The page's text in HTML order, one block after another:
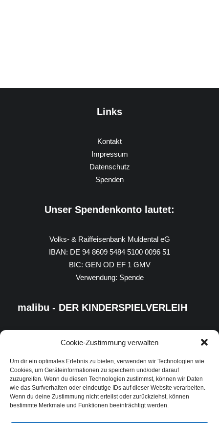
Cookie-Zustimmung verwalten
Um dir ein optimales Erlebnis zu bieten, verwenden wir Technologien wie
Cookies, um Geräteinformationen zu speichern und/oder darauf
zuzugreifen. Wenn du diesen Technologien zustimmst, können wir Daten
wie das Surfverhalten oder eindeutige IDs auf dieser Website verarbeiten.
Wenn du deine Zustimmung nicht erteilst oder zurückziehst, können
bestimmte Merkmale und Funktionen beeinträchtigt werden.
Links
Kontakt
Impressum
Datenschutz
Spenden
Unser Spendenkonto lautet:
Volks- & Raiffeisenbank Muldental eG
IBAN: DE 94 8609 5484 5100 0096 51
BIC: GEN OD EF 1 GMV
Verwendung: Spende
malibu - DER KINDERSPIELVERLEIH